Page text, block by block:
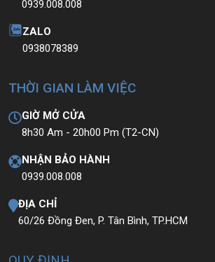
Laptop Hp 17, core i5 –
8.900.000